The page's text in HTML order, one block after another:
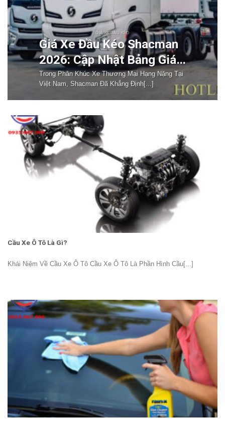
GIÁ XE ĐẦU KÉO
Giá Xe Đầu Kéo Shacman
2026: Cập Nhật Bảng Giá
Mới Nhất
Trong Phân Khúc Xe Thương Mại Hạng Nặng Tại
Việt Nam, Shacman Đã Khẳng Định[...]
Cầu Xe Ô Tô Là Gì?
Khái Niệm Về Cầu Xe Ô Tô Cầu Xe Ô Tô Là Phần Hình Cầu[...]